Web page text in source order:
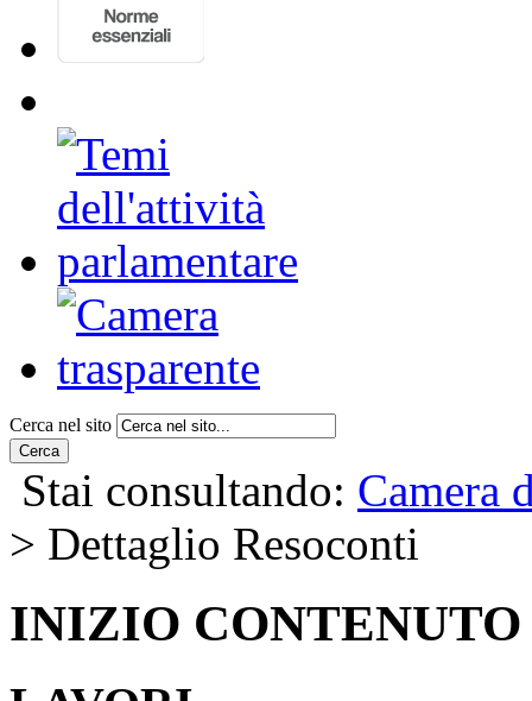
Cerca nel sito
Cerca
Stai consultando:Camera
> Dettaglio Resoconti